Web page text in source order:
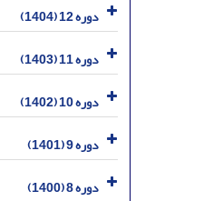
دوره 12 (1404)
دوره 11 (1403)
دوره 10 (1402)
دوره 9 (1401)
دوره 8 (1400)